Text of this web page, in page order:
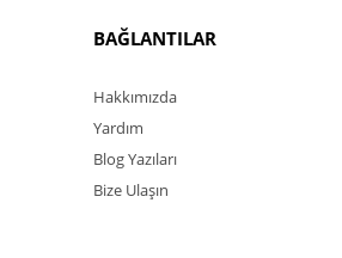
BAĞLANTILAR
Hakkımızda
Yardım
Blog Yazıları
Bize Ulaşın